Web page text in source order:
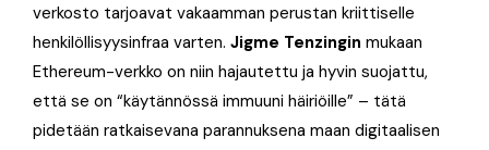
verkosto tarjoavat vakaamman perustan kriittiselle
henkilöllisyysinfraa varten. Jigme Tenzingin mukaan
Ethereum-verkko on niin hajautettu ja hyvin suojattu,
että se on “käytännössä immuuni häiriöille” – tätä
pidetään ratkaisevana parannuksena maan digitaalisen